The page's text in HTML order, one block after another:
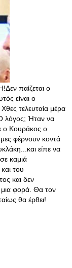
παίζεται ο
είναι ο
τελευταία μέρα
λόγος; Ήταν να
ο Κουράκος ο
φέρνουν κοντά
είπε να
καμιά
του
και δεν
μια φορά. Θα τον
θα έρθει!